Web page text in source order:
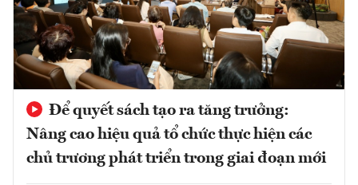
Để quyết sách tạo ra tăng trưởng:
Nâng cao hiệu quả tổ chức thực hiện các
chủ trương phát triển trong giai đoạn mới